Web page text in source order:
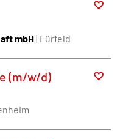
mbH| Fürfeld
(m/w/d)